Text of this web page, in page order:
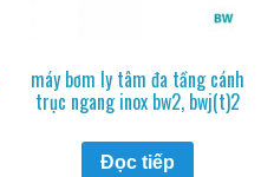
máy bơm ly tâm đa tầng cánh
trục ngang inox bw2, bwj(t)2
Đọc tiếp